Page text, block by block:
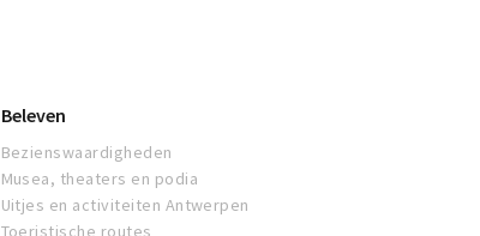
Beleven
Bezienswaardigheden
Musea, theaters en podia
Uitjes en activiteiten Antwerpen
Toeristische routes